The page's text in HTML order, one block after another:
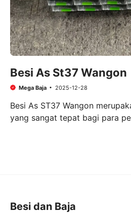
Besi As St37 Wangon
Mega Baja 2025-12-28
Besi As ST37 Wangon
yang sangat tepat bagi para
Besi dan Baja